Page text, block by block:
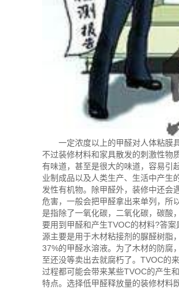
一定浓度以上的甲醛对人体粘膜具
不过装修材料和家具散发的刺激性物
有味道，甚至是很大的味道，容易引
业制成品以及人类生产、生活中产生
发性有机物。除甲醛外，装修中还会
危害，一般会把甲醛拿出来单列，所
是指除了一氧化碳，二氧化碳，碳酸
要用到甲醛和产生TVOC的材料?答
源主要是用于木材粘接剂的脲醛树脂
37%的甲醛水溶液。为了木材的防腐
至还没等卖出去就腐朽了。TVOC的
过程都可能会带来某些TVOC的产生
特点。选择低甲醛释放量的装修材料